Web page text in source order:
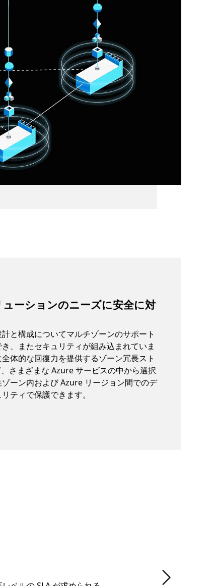
ーションのニーズに安全に対
と構成についてマルチゾーンのサポート
、またセキュリティが組み込まれていま
体的な回復力を提供するゾーン冗長スト
、さまざまな Azure サービスの中から選択
ーン内および Azure リージョン間でのデ
ティで保護できます。
次のスライド